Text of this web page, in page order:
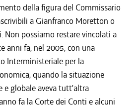
della figura del Commissario
a Gianfranco Moretton o
Non possiamo restare vincolati a
anni fa, nel 2005, con una
Interministeriale per la
quando la situazione
e globale aveva tutt'altra
fa la Corte dei Conti e alcuni